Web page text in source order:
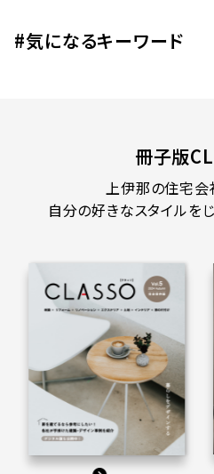
#気になるキーワード
冊子版
上伊那の住宅会
自分の好きなスタイルをじ